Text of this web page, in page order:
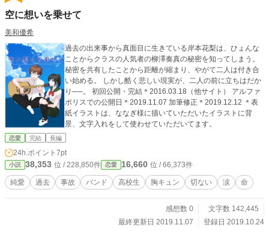
空に想いを乗せて
美和優希
過去の出来事から真面目に生きている岸本花梨は、ひょんな
ことからクラスの人気者の柳澤奏真の秘密を知ってしまう。
秘密を共有したことから距離が縮まり、やがて二人は付き合
い始める。 しかし酷く悲しい現実が、二人の前に立ちはだか
り──。 初回公開・完結＊2016.03.18（他サイト） アルファ
ポリスでの公開日＊2019.11.07 加筆修正＊2019.12.12 ＊表
紙イラストは、ななぎ様に描いていただいたイラストに背
景、文字入れをして使わせていただいてます。
恋愛 完結 長編
24h.ポイント 7pt
小説 38,353 位 / 228,850件 恋愛 16,660 位 / 66,373件
純愛 過去 事故 バンド 高校生 胸キュン 切ない 涙 命
感想数 0
文字数 142,445
最終更新日 2019.11.07
登録日 2019.10.24